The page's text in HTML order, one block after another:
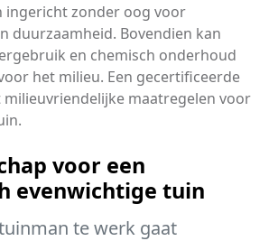
ingericht zonder oog voor
duurzaamheid. Bovendien kan
en chemisch onderhoud
het milieu. Een gecertificeerde
milieuvriendelijke maatregelen voor
voor een
evenwichtige tuin
te werk gaat